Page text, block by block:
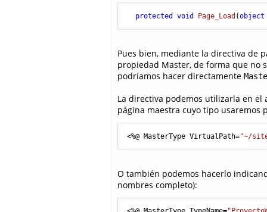
protected void Page_Load (object
Pues bien, mediante la directiva de
propiedad Master, de forma que no
podríamos hacer directamente
La directiva podemos utilizarla en el
página maestra cuyo tipo usaremos
<%@ MasterType VirtualPath="~/
O también podemos hacerlo
nombres completo):